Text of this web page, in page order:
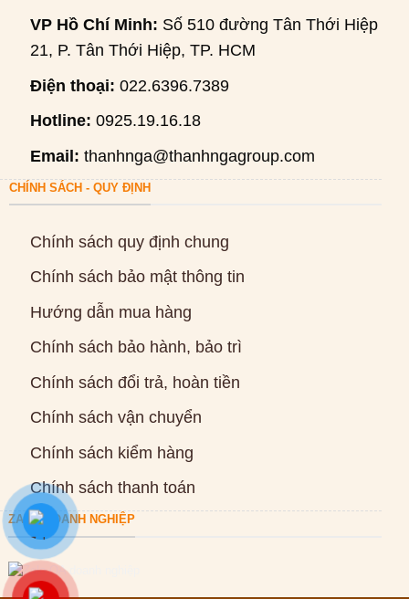
VP Hồ Chí Minh: Số 510 đường Tân Thới Hiệp
21, P. Tân Thới Hiệp, TP. HCM
Điện thoại: 022.6396.7389
Hotline: 0925.19.16.18
Email: thanhnga@thanhngagroup.com
CHÍNH SÁCH - QUY ĐỊNH
Chính sách quy định chung
Chính sách bảo mật thông tin
Hướng dẫn mua hàng
Chính sách bảo hành, bảo trì
Chính sách đổi trả, hoàn tiền
Chính sách vận chuyển
Chính sách kiểm hàng
Chính sách thanh toán
ZALO DOANH NGHIỆP